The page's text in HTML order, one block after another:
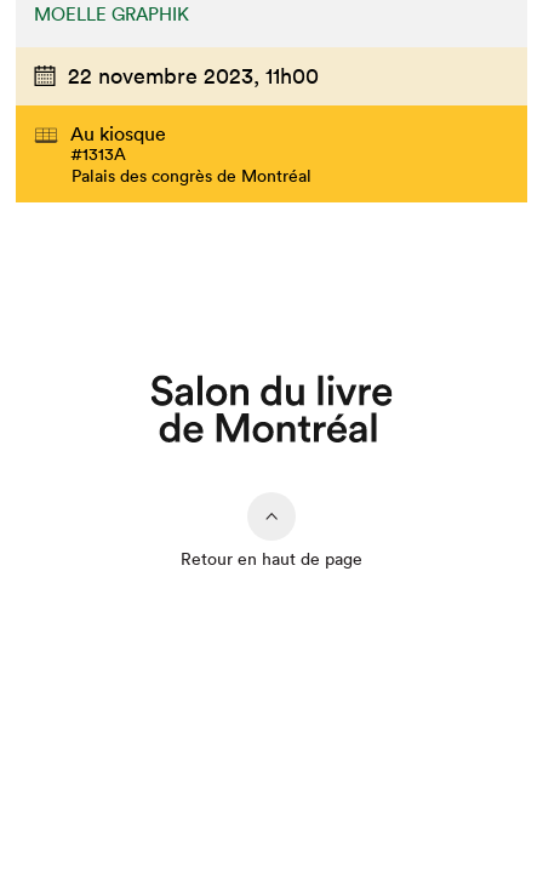
MOELLE GRAPHIK
22 novembre 2023, 11h00
Au kiosque
#1313A
Palais des congrès de Montréal
Retour en haut de page